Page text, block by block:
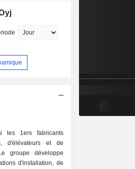
les 1ers fabricants
d'élévateurs et de
groupe développe
d'installation, de